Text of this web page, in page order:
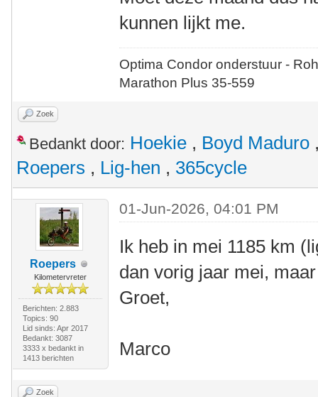
kunnen lijkt me.
Optima Condor onderstuur -
Marathon Plus 35-559
Zoek
Bedankt door: Hoekie , Boyd Maduro
Roepers , Lig-hen , 365cycle
Roepers
Kilometervreter
Berichten: 2.883
Topics: 90
Lid sinds: Apr 2017
Bedankt: 3087
3333 x bedankt in
1413 berichten
01-Jun-2026, 04:01 PM
Ik heb in mei 1185 km
dan vorig jaar mei,
Groet,
Marco
Zoek